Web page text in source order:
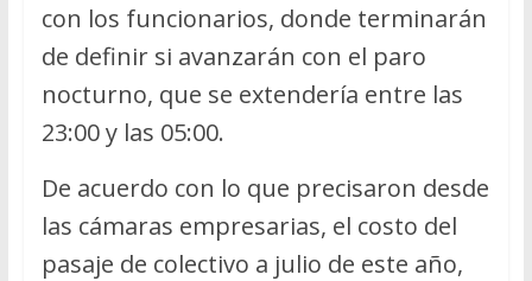
con los funcionarios, donde terminarán
de definir si avanzarán con el paro
nocturno, que se extendería entre las
23:00 y las 05:00.
De acuerdo con lo que precisaron desde
las cámaras empresarias, el costo del
pasaje de colectivo a julio de este año,